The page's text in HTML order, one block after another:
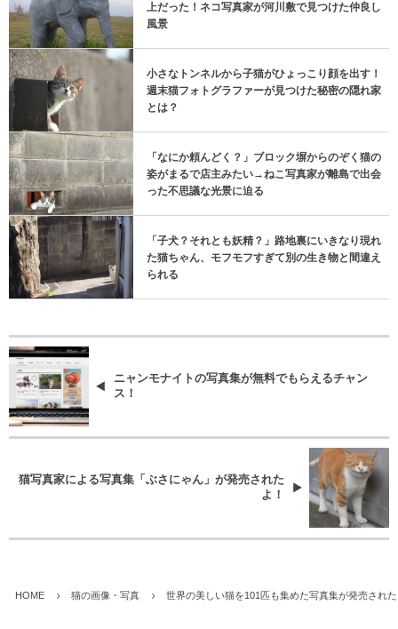
上だった！ネコ写真家が河川敷で見つけた仲良し
風景
小さなトンネルから子猫がひょっこり顔を出す！
週末猫フォトグラファーが見つけた秘密の隠れ家
とは？
「なにか頼んどく？」ブロック塀からのぞく猫の
姿がまるで店主みたい→ねこ写真家が離島で出会
った不思議な光景に迫る
「子犬？それとも妖精？」路地裏にいきなり現れ
た猫ちゃん、モフモフすぎて別の生き物と間違え
られる
ニャンモナイトの写真集が無料でもらえるチャン
ス！
猫写真家による写真集「ぶさにゃん」が発売された
よ！
HOME 猫の画像・写真 世界の美しい猫を101匹も集めた写真集が発売され